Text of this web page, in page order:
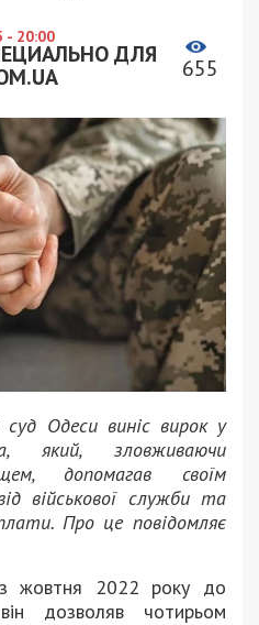
- 20:00
ДЛЯ
655
Одеси виніс вирок у
який, зловживаючи
допомагав своїм
військової служби та
Про це повідомляє
жовтня 2022 року до
дозволяв чотирьом